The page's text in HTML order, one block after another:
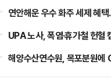
연안해운 우수 화주 세제 혜
UPA 노사, 폭염·휴가철 헌혈
해양수산연수원, 목포분원에